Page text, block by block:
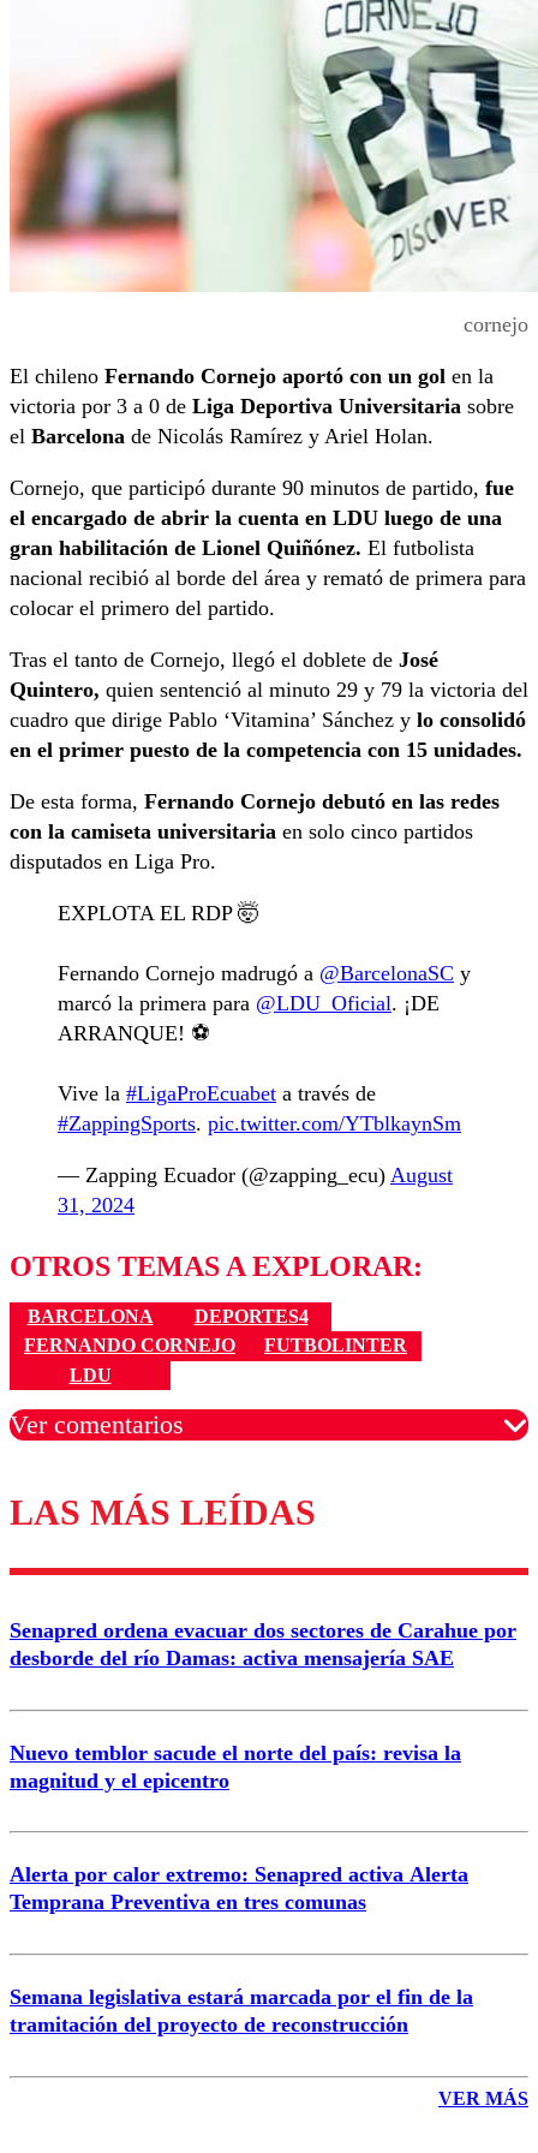
cornejo
El chileno Fernando Cornejo aportó con un gol en la
victoria por 3 a 0 de Liga Deportiva Universitaria sobre
el Barcelona de Nicolás Ramírez y Ariel Holan.
Cornejo, que participó durante 90 minutos de partido, fue
el encargado de abrir la cuenta en LDU luego de una
gran habilitación de Lionel Quiñónez. El futbolista
nacional recibió al borde del área y remató de primera para
colocar el primero del partido.
Tras el tanto de Cornejo, llegó el doblete de José
Quintero, quien sentenció al minuto 29 y 79 la victoria del
cuadro que dirige Pablo ‘Vitamina’ Sánchez y lo consolidó
en el primer puesto de la competencia con 15 unidades.
De esta forma, Fernando Cornejo debutó en las redes
con la camiseta universitaria en solo cinco partidos
disputados en Liga Pro.
EXPLOTA EL RDP 🤯
Fernando Cornejo madrugó a @BarcelonaSC y
marcó la primera para @LDU_Oficial. ¡DE
ARRANQUE! ⚽️
Vive la #LigaProEcuabet a través de
#ZappingSports. pic.twitter.com/YTblkaynSm
— Zapping Ecuador (@zapping_ecu) August
31, 2024
OTROS TEMAS A EXPLORAR:
BARCELONA
DEPORTES4
FERNANDO CORNEJO
FUTBOLINTER
LDU
Ver comentarios
Los comentarios son moderados para garantizar un
diálogo respetuoso.
Correo
LAS MÁS LEÍDAS
Senapred ordena evacuar dos sectores de Carahue por
desborde del río Damas: activa mensajería SAE
Nuevo temblor sacude el norte del país: revisa la
magnitud y el epicentro
Alerta por calor extremo: Senapred activa Alerta
Temprana Preventiva en tres comunas
Semana legislativa estará marcada por el fin de la
tramitación del proyecto de reconstrucción
VER MÁS